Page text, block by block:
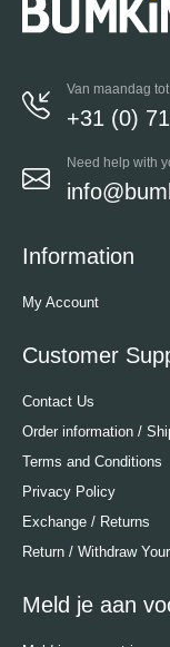
Van maandag
+31 (0)
Need help with
Information
My Account
Customer
Contact Us
Order information /
Terms and Conditions
Privacy Policy
Exchange / Returns
Return / Withdraw
Meld je aan